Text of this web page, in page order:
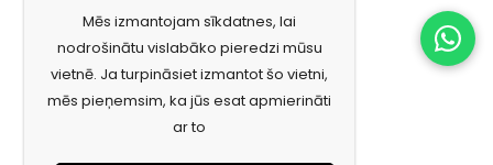
Mēs izmantojam sīkdatnes, lai
nodrošinātu vislabāko pieredzi mūsu
vietnē. Ja turpināsiet izmantot šo vietni,
mēs pieņemsim, ka jūs esat apmierināti
ar to